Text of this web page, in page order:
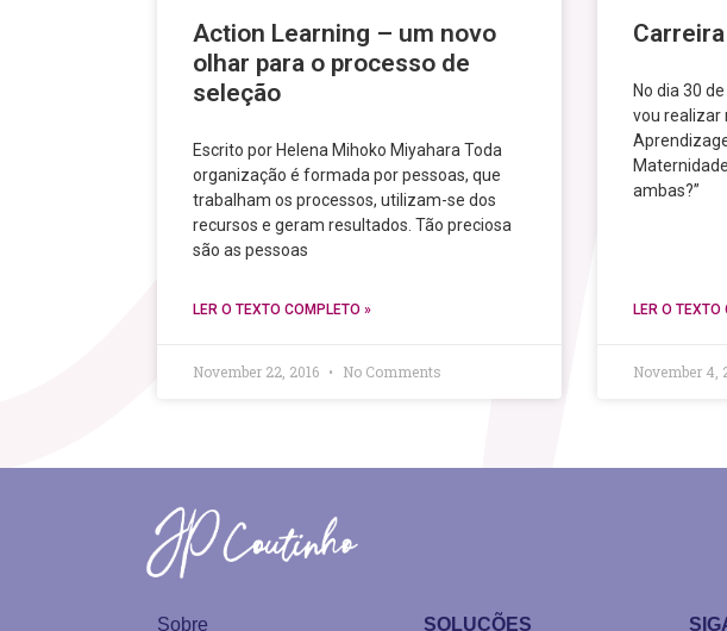
Action Learning – um novo
olhar para o processo de
seleção
Escrito por Helena Mihoko Miyahara Toda
organização é formada por pessoas, que
trabalham os processos, utilizam-se dos
recursos e geram resultados. Tão preciosa
são as pessoas
LER O TEXTO COMPLETO »
November 22, 2016 No Comments
No dia 30
vou realizar
ambas?”
LER O TEXTO
November 4,
Sobre SOLUÇÕES